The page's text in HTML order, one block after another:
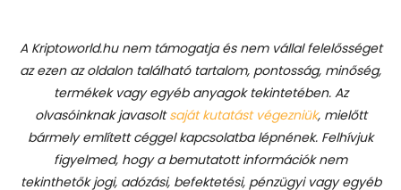
A Kriptoworld.hu nem támogatja és nem vállal felelősséget
az ezen az oldalon található tartalom, pontosság, minőség,
termékek vagy egyéb anyagok tekintetében. Az
olvasóinknak javasoltsaját kutatást végezniük, mielőtt
bármely említett céggel kapcsolatba lépnének. Felhívjuk
figyelmed, hogy a bemutatott információk nem
tekinthetők jogi, adózási, befektetési, pénzügyi vagy egyéb